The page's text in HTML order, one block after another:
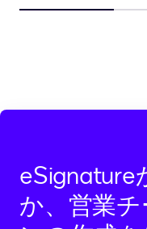
eSignature
か、営業